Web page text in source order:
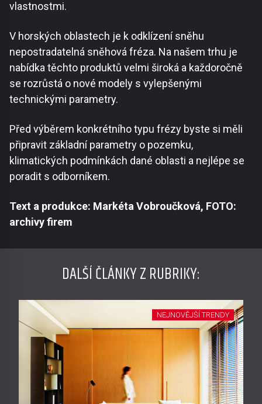
vlastnostmi.
V horských oblastech je k odklízení sněhu
nepostradatelná sněhová fréza. Na našem trhu je
nabídka těchto produktů velmi široká a každoročně
se rozrůstá o nové modely s vylepšenými
technickými parametry.
Před výběrem konkrétního typu frézy byste si měli
připravit základní parametry o pozemku,
klimatických podmínkách dané oblasti a nejlépe se
poradit s odborníkem.
Text a produkce: Markéta Vobroučková, FOTO:
archivy firem
DALŠÍ ČLÁNKY Z RUBRIKY:
NEJNOVĚJŠÍ TRENDY